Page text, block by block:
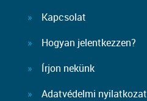
Kapcsolat
Hogyan jelentkezzen?
Írjon nekünk
Adatvédelmi nyilatkozat